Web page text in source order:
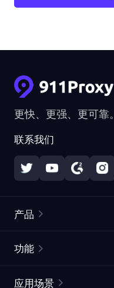
更快、更强、更可靠。
联系我们
产品
静态住宅代理
功能
应用场景